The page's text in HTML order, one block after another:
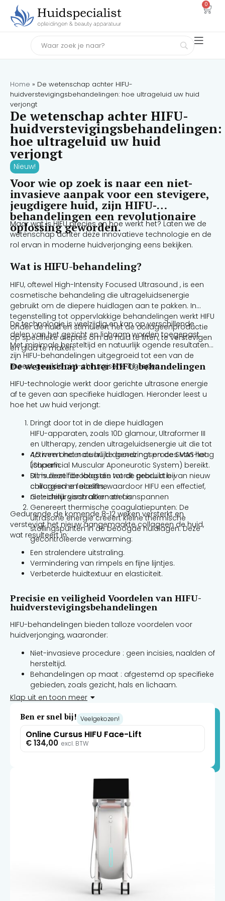
0
Home » De wetenschap achter HIFU-
huidverstevigingsbehandelingen: hoe ultrageluid uw huid
verjongt
De wetenschap achter HIFU-
huidverstevigingsbehandelingen:
hoe ultrageluid uw huid
verjongt
Nieuw!
Voor wie op zoek is naar een niet-
invasieve aanpak voor een stevigere,
jeugdigere huid, zijn HIFU-
behandelingen een revolutionaire
oplossing geworden.
Maar wat is HIFU precies en hoe werkt het? Laten we de
wetenschap achter deze innovatieve technologie en de
rol ervan in moderne huidverjonging eens bekijken.
Wat is HIFU-behandeling?
HIFU, oftewel High-Intensity Focused Ultrasound , is een
cosmetische behandeling die ultrageluidsenergie
gebruikt om de diepere huidlagen aan te pakken. In
tegenstelling tot oppervlakkige behandelingen werkt HIFU
onder de huid en stimuleert het de collageenproductie
op specifieke dieptes om de huid te liften, te verstevigen
en glad te maken.
De technologie is veelzijdig en kan op verschillende
delen van het gezicht en lichaam worden toegepast.
Met minimale hersteltijd en natuurlijk ogende resultaten
zijn HIFU-behandelingen uitgegroeid tot een van de
meest gewilde niet-chirurgische ingrepen.
De wetenschap achter HIFU-behandelingen
HIFU-technologie werkt door gerichte ultrasone energie
af te geven aan specifieke huidlagen. Hieronder leest u
hoe het uw huid verjongt:
Dringt door tot in de diepe huidlagen
HIFU-apparaten, zoals 10D glamour, Ultraformer III
en Ultherapy, zenden ultrageluidsenergie uit die tot
4,5 mm onder de huid doordringt en de SMAS-laag
(Superficial Muscular Aponeurotic System) bereikt.
Dit is dezelfde laag die wordt gebruikt bij
chirurgische facelifts, waardoor HIFU een effectief,
niet-chirurgisch alternatief is.
Genereert thermische coagulatiepunten: De
ultrasone energie creëert kleine thermische
stollingspunten in de beoogde huidlagen. Deze
gecontroleerde verwarming:
Activeert het natuurlijke genezingsproces van het
lichaam.
Stimuleert fibroblasten tot de productie van nieuw
collageen en elastine.
Geleidelijk verstrakken en aanspannen
Gedurende de komende 8-12 weken versterkt en
verstevigt het nieuw aangemaakte collageen de huid,
wat resulteert in:
Een stralendere uitstraling.
Vermindering van rimpels en fijne lijntjes.
Verbeterde huidtextuur en elasticiteit.
Precisie en veiligheid Voordelen van HIFU-
huidverstevigingsbehandelingen
HIFU-behandelingen bieden talloze voordelen voor
huidverjonging, waaronder:
Niet-invasieve procedure : geen incisies, naalden of
hersteltijd.
Behandelingen op maat : afgestemd op specifieke
gebieden, zoals gezicht, hals en lichaam.
Natuurlijke resultaten : geleidelijke verbeteringen die
Minimaal ongemak : ontworpen voor het comfort
van de cliënt met moderne apparaten zoals 10D
Glamour hifu
Blijvende resultaten : Behandelingen om de 6-12
Klap uit en toon meer
Ben er snel bij! Veelgekozen!
Online Cursus HIFU Face-Lift
€134,00 excl. BTW